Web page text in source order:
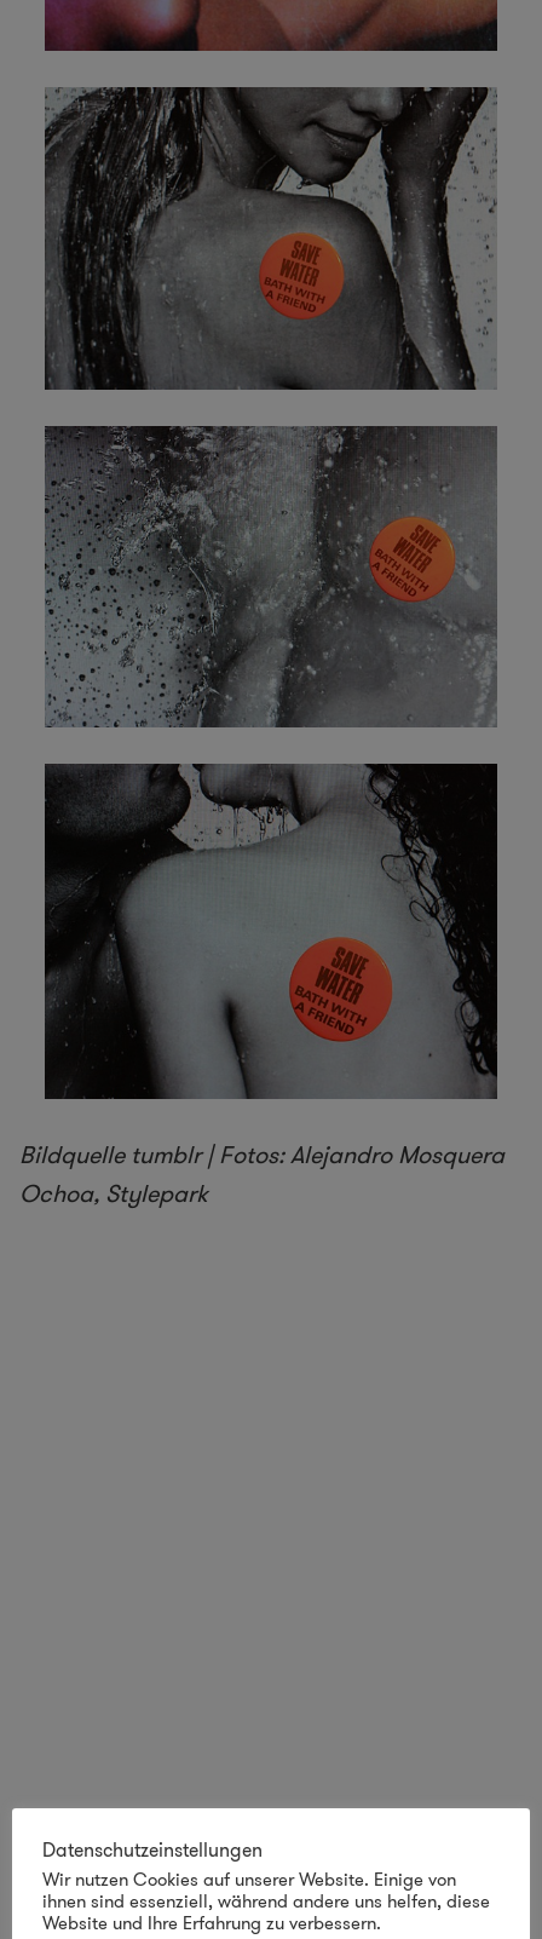
Bildquelle tumblr | Fotos: Alejandro Mosquera
Ochoa, Stylepark
Datenschutzeinstellungen
Wir nutzen Cookies auf unserer Website. Einige von
ihnen sind essenziell, während andere uns helfen, diese
Website und Ihre Erfahrung zu verbessern.